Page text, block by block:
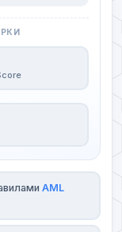
AML